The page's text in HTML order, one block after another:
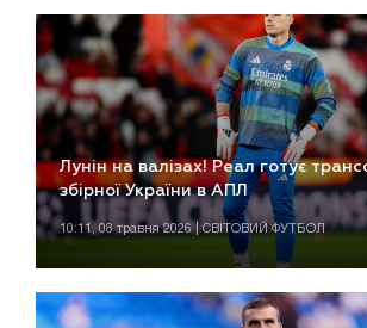
Лунін на валізах! Реал готує
збірної України в АПЛ
10:11, 08 травня 2026 | СВІТОВИЙ ФУТБОЛ